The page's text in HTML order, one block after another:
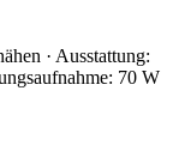
· Ausstattung:
70 W